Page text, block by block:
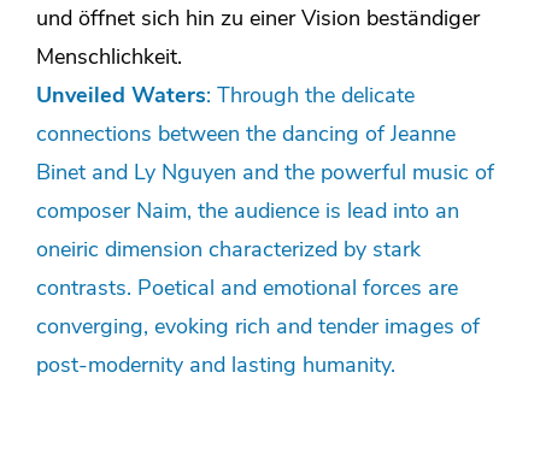
und öffnet sich hin zu einer Vision beständiger
Menschlichkeit.
Unveiled Waters: Through the delicate
connections between the dancing of Jeanne
Binet and Ly Nguyen and the powerful music of
composer Naim, the audience is lead into an
oneiric dimension characterized by stark
contrasts. Poetical and emotional forces are
converging, evoking rich and tender images of
post-modernity and lasting humanity.